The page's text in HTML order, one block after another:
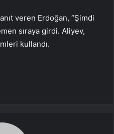
veren Erdoğan, “Şimdi
sıraya girdi. Aliyev,
kullandı.